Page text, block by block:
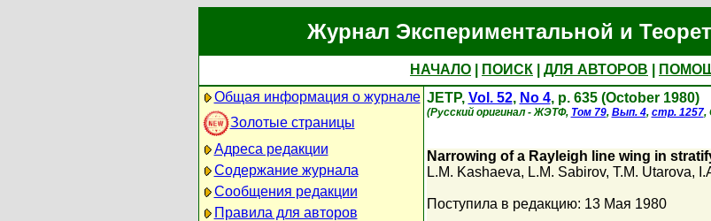
Журнал Экспериментальной и
НАЧАЛО ПОИСК ДЛЯ АВТОРОВ
Общая информация о журнале
Золотые страницы
Адреса редакции
Содержание журнала
Сообщения редакции
Правила для авторов
JETP, Vol. 52, No 4, p. 635 (October 1980)
(Русский оригинал - ЖЭТФ, Том 79, Вып. 4, стр. 1257,
Narrowing of a Rayleigh line wing in
L.M. Kashaeva, L.M. Sabirov, T.M. Utarova,
Поступила в редакцию: 13 Мая 1980